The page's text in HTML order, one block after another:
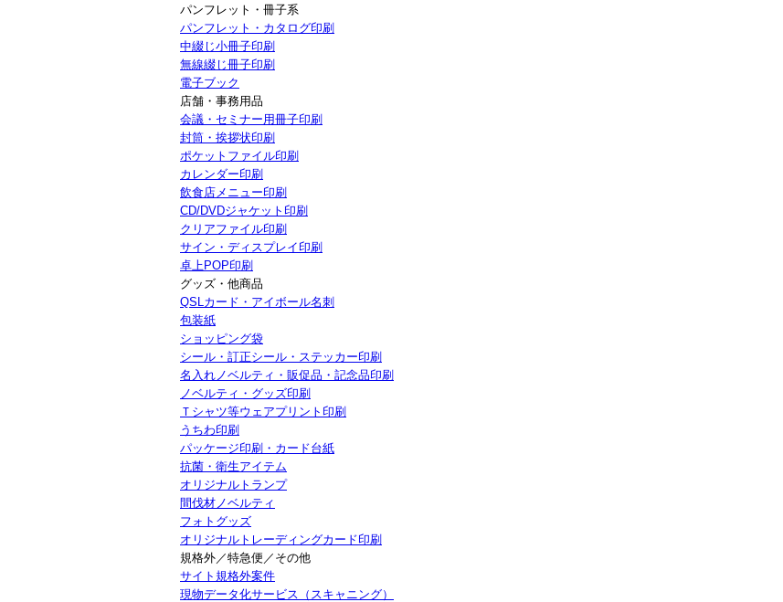
パンフレット・冊子系
パンフレット・カタログ印刷
中綴じ小冊子印刷
無線綴じ冊子印刷
電子ブック
店舗・事務用品
会議・セミナー用冊子印刷
封筒・挨拶状印刷
ポケットファイル印刷
カレンダー印刷
飲食店メニュー印刷
CD/DVDジャケット印刷
クリアファイル印刷
サイン・ディスプレイ印刷
卓上POP印刷
グッズ・他商品
QSLカード・アイボール名刺
包装紙
ショッピング袋
シール・訂正シール・ステッカー印刷
名入れノベルティ・販促品・記念品印刷
ノベルティ・グッズ印刷
Ｔシャツ等ウェアプリント印刷
うちわ印刷
パッケージ印刷・カード台紙
抗菌・衛生アイテム
オリジナルトランプ
間伐材ノベルティ
フォトグッズ
オリジナルトレーディングカード印刷
規格外／特急便／その他
サイト規格外案件
現物データ化サービス（スキャニング）